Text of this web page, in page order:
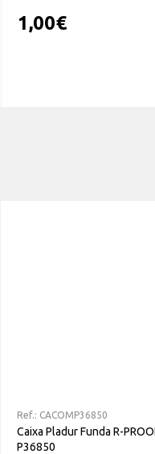
1,00€
Ref.: CACOMP36850
Caixa Pladur Funda R-
P36850